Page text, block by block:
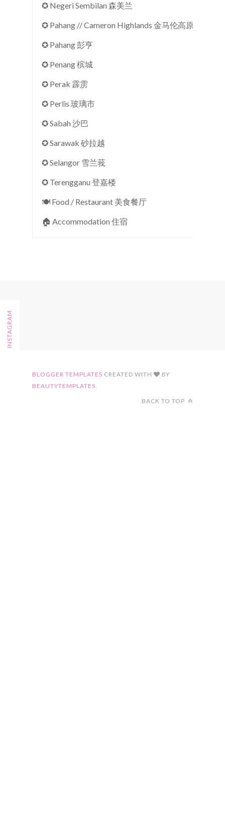
✪ Negeri Sembilan 森美兰
✪ Pahang // Cameron Highlands 金马伦高原
✪ Pahang 彭亨
✪ Penang 槟城
✪ Perak 霹雳
✪ Perlis 玻璃市
✪ Sabah 沙巴
✪ Sarawak 砂拉越
✪ Selangor 雪兰莪
✪ Terengganu 登嘉楼
🍽 Food / Restaurant 美食餐厅
🏠︎ Accommodation 住宿
FOLLOW ON INSTAGRAM BLOGGER TEMPLATES CREATED WITH
BY
BEAUTYTEMPLATES.
BACK TO TOP